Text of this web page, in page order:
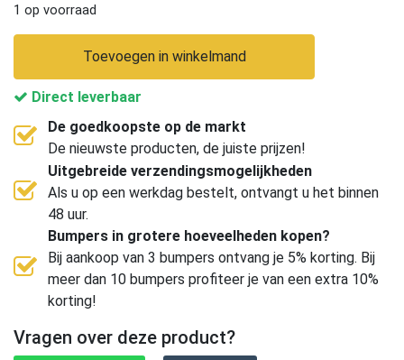
1 op voorraad
Toevoegen in winkelmand
Direct leverbaar
De goedkoopste op de markt
De nieuwste producten, de juiste prijzen!
Uitgebreide verzendingsmogelijkheden
Als u op een werkdag bestelt, ontvangt u het binnen
48 uur.
Bumpers in grotere hoeveelheden kopen?
Bij aankoop van 3 bumpers ontvang je 5% korting. Bij
meer dan 10 bumpers profiteer je van een extra 10%
korting!
Vragen over deze product?